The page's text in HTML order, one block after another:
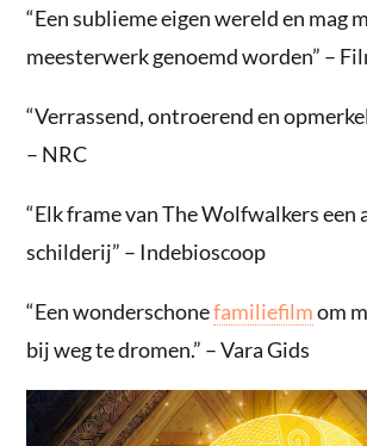
“Een sublieme eigen wereld en mag
meesterwerk genoemd worden” –
“Verrassend, ontroerend en
– NRC
“Elk frame van The Wolfwalkers een
schilderij” – Indebioscoop
“Een wonderschonefamiliefilmom
bij weg te dromen.” – Vara Gids